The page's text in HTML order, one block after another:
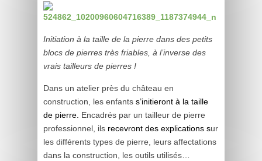
Initiation à la taille de la pierre dans des petits
blocs de pierres très friables, à l’inverse des
vrais tailleurs de pierres !
Dans un atelier près du château en
construction, les enfants s’initieront à la taille
de pierre. Encadrés par un tailleur de pierre
professionnel, ils recevront des explications sur
les différents types de pierre, leurs affectations
dans la construction, les outils utilisés…